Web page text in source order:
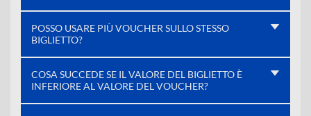
POSSO USARE PIÙ VOUCHER SULLO STESSO
BIGLIETTO?
COSA SUCCEDE SE IL VALORE DEL BIGLIETTO È
INFERIORE AL VALORE DEL VOUCHER?